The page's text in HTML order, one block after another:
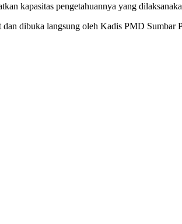
kapasitas pengetahuannya yang
dibuka langsung oleh Kadis PMD